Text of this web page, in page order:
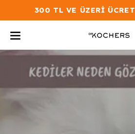
300 TL VE ÜZERİ